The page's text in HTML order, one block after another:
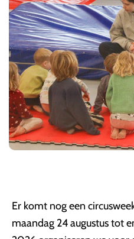
Er komt nog een
maandag 24 augustus tot